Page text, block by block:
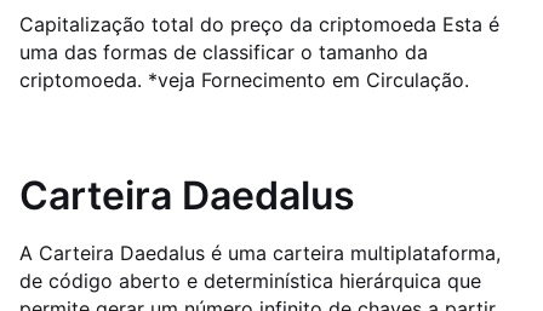
Capitalização total do preço da criptomoeda Esta é
uma das formas de classificar o tamanho da
criptomoeda. *veja Fornecimento em Circulação.
Carteira Daedalus
A Carteira Daedalus é uma carteira multiplataforma,
de código aberto e determinística hierárquica que